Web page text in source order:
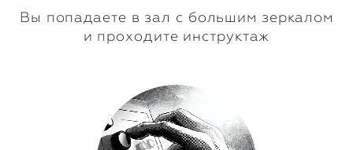
Вы попадаете в зал с большим зеркалом
и проходите инструктаж